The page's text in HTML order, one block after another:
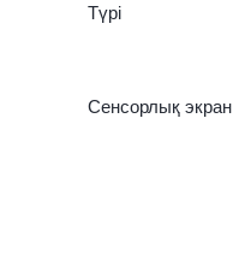
Түрі
Сенсорлық экран